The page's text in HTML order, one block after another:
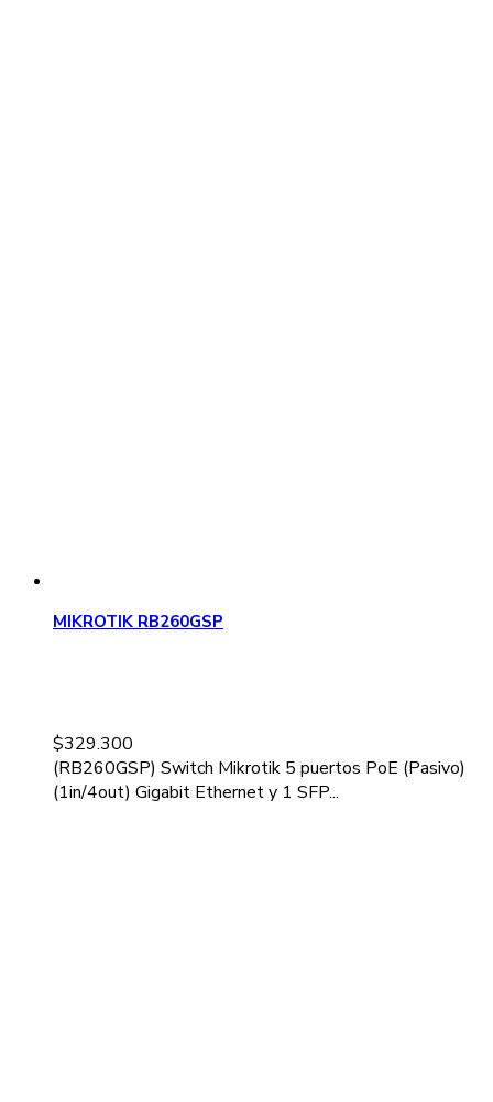
MIKROTIK RB260GSP
$329.300
(RB260GSP) Switch Mikrotik 5 puertos PoE (Pasivo)
(1in/4out) Gigabit Ethernet y 1 SFP...